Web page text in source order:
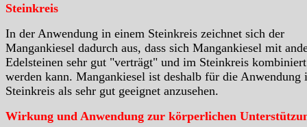
Steinkreis
In der Anwendung in einem Steinkreis zeichnet sich der
Mangankiesel dadurch aus, dass sich Mangankiesel mit
Edelsteinen sehr gut "verträgt" und im Steinkreis kombiniert
werden kann. Mangankiesel ist deshalb für die Anwendung
Steinkreis als sehr gut geeignet anzusehen.
Wirkung und Anwendung zur körperlichen